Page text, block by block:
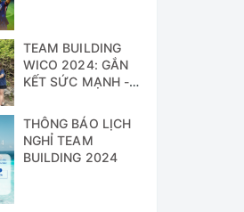
TEAM BUILDING
WICO 2024: GẮN
KẾT SỨC MẠNH -
THÀNH CÔNG
THÔNG BÁO LỊCH
NGHỈ TEAM
BUILDING 2024